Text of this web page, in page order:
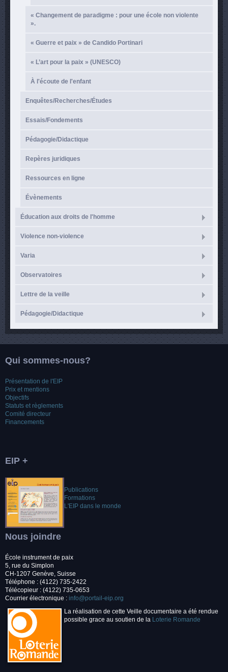
« Changement de paradigme : pour une école non violente
».
« Guerre et paix » de Candido Portinari
« L’art pour la paix » (UNESCO)
À l'écoute de l'enfant
Enquêtes/Recherches/Études
Essais/Fondements
Pédagogie/Didactique
Repères juridiques
Ressources en ligne
Évènements
Éducation aux droits de l'homme
Violence non-violence
Varia
Observatoires
Lettre de la veille
Pédagogie/Didactique
Qui sommes-nous?
Présentation de l'EIP
Prix et mentions
Objectifs
Statuts et règlements
Comité directeur
Financements
EIP +
Publications
Formations
L'EIP dans le monde
Nous joindre
École instrument de paix
5, rue du Simplon
CH-1207 Genève, Suisse
Téléphone : (4122) 735-2422
Télécopieur : (4122) 735-0653
Courrier électronique : info@portail-eip.org
La réalisation de cette Veille documentaire a été rendue
possible grace au soutien de la Loterie Romande